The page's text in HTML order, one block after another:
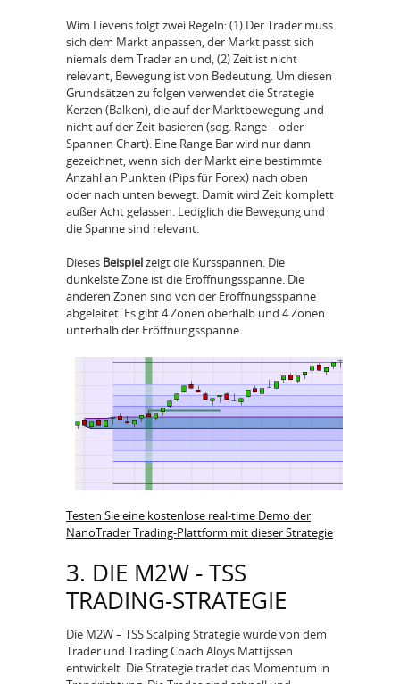
Wim Lievens folgt zwei Regeln: (1) Der Trader muss
sich dem Markt anpassen, der Markt passt sich
niemals dem Trader an und, (2) Zeit ist nicht
relevant, Bewegung ist von Bedeutung. Um diesen
Grundsätzen zu folgen verwendet die Strategie
Kerzen (Balken), die auf der Marktbewegung und
nicht auf der Zeit basieren (sog. Range – oder
Spannen Chart). Eine Range Bar wird nur dann
gezeichnet, wenn sich der Markt eine bestimmte
Anzahl an Punkten (Pips für Forex) nach oben
oder nach unten bewegt. Damit wird Zeit komplett
außer Acht gelassen. Lediglich die Bewegung und
die Spanne sind relevant.
Dieses Beispielzeigt die Kursspannen. Die
dunkelste Zone ist die Eröffnungsspanne. Die
anderen Zonen sind von der Eröffnungsspanne
abgeleitet. Es gibt 4 Zonen oberhalb und 4 Zonen
unterhalb der Eröffnungsspanne.
Testen Sie eine kostenlose real-time Demo der
NanoTrader Trading-Plattform mit dieser Strategie
3. DIE M2W - TSS
TRADING-STRATEGIE
Die M2W – TSS Scalping Strategie wurde von dem
Trader und Trading Coach Aloys Mattijssen
entwickelt. Die Strategie tradet das Momentum in